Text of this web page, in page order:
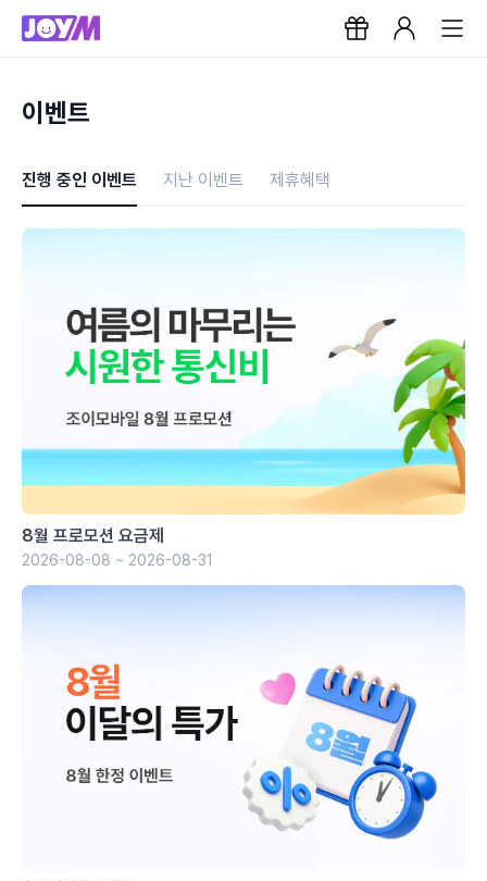
이벤트
진행 중인 이벤트 지난 이벤트 제휴혜택
8월 프로모션 요금제
2026-08-08 ~ 2026-08-31